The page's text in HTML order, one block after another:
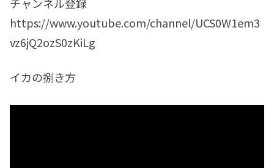
https://www.youtube.com/channel/UCS0W1em3
vz6jQ2ozS0zKiLg
イカの捌き方